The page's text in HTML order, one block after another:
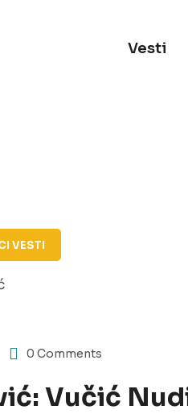
Vesti
VESTI
0 Comments
Vučić